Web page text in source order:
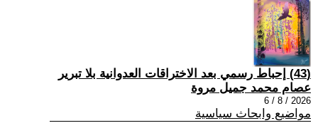
(43) إحباط رسمي بعد الاختراقات العدوانية بلا تبرير
عصام محمد جميل مروة
2026 / 8 / 6
مواضيع وابحاث سياسية